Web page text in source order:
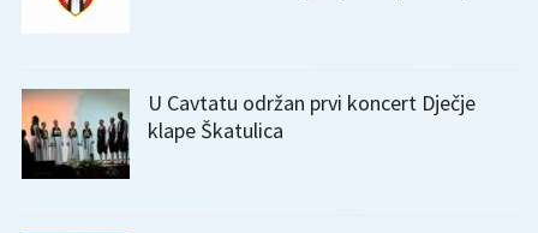
U Cavtatu održan prvi koncert Dječje
klape Škatulica